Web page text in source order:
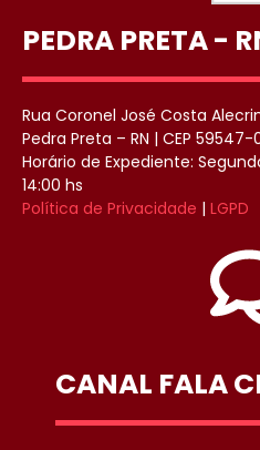
PEDRA PRETA -
Rua Coronel José Costa
Pedra Preta – RN | CEP 59547-
Horário de Expediente:
14:00 hs
Política de Privacidade | LGPD
CANAL FALA